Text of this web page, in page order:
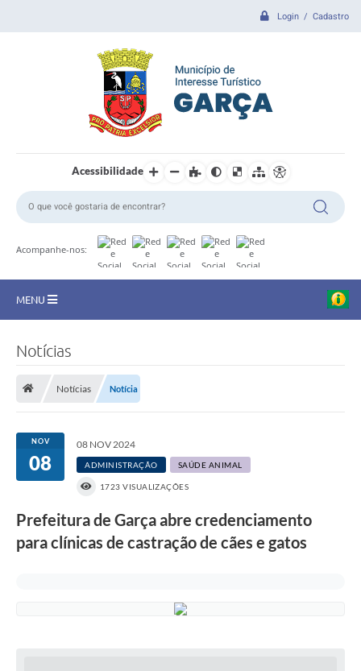
Login / Cadastro
Acessibilidade
Acompanhe-nos:
MENU
CIDADE
Prefeitura
DIÁRIO OFICIAL
OUVIDORIA
LEGISLAÇÃO
EMPRESAS - EDITAIS
Notícias
Notícias Notícia
NOV
08
08 NOV 2024
ADMINISTRAÇÃO SAÚDE ANIMAL
1723 VISUALIZAÇÕES
Prefeitura de Garça abre credenciamento
para clínicas de castração de cães e gatos